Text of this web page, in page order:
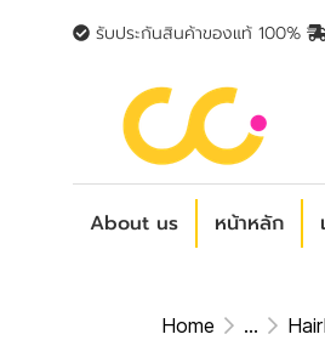
รับประกันสินค้าของแท้ 100%
About us หน้าหลัก
Home ...